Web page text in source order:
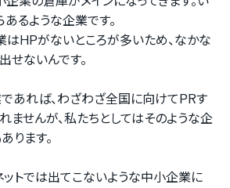
るような企業です。
はHPがないところが多いため、なかな
せないんです。
あれば、わざわざ全国に向けてPRす
ませんが、私たちとしてはそのような企
ります。
ットでは出てこないような中小企業に